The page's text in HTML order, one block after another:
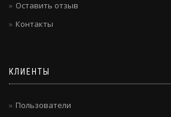
Оставить отзыв
Контакты
КЛИЕНТЫ
Пользователи